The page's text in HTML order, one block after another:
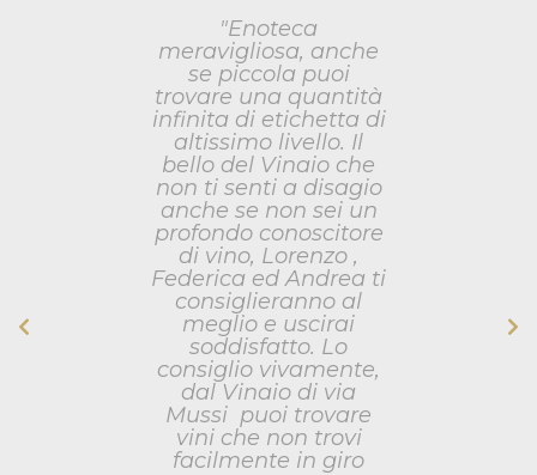
"Enoteca
meravigliosa, anche
se piccola puoi
trovare una quantità
infinita di etichetta di
altissimo livello. Il
bello del Vinaio che
non ti senti a disagio
anche se non sei un
profondo conoscitore
di vino, Lorenzo ,
Federica ed Andrea ti
consiglieranno al
meglio e uscirai
soddisfatto. Lo
consiglio vivamente,
dal Vinaio di via
Mussi puoi trovare
vini che non trovi
facilmente in giro